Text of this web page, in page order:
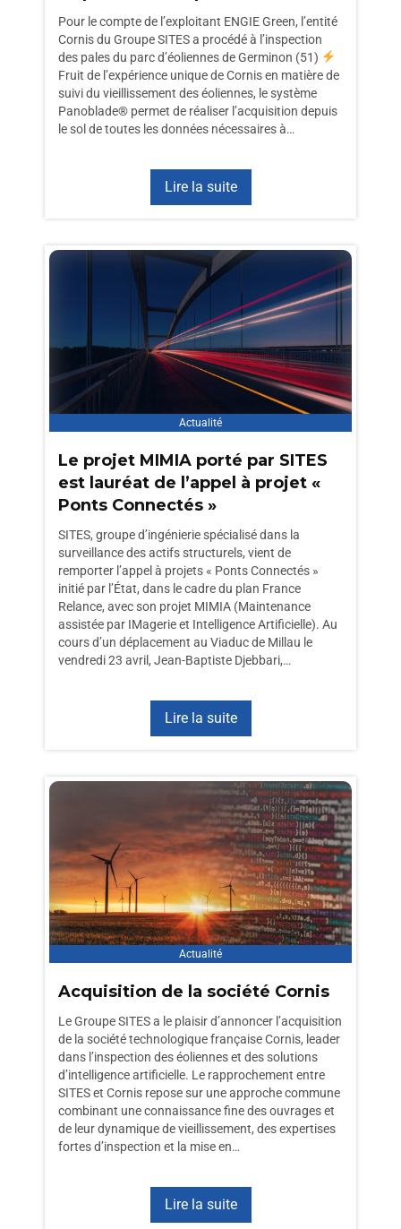
Pour le compte de l’exploitant ENGIE Green, l’entité
Cornis du Groupe SITES a procédé à l’inspection
des pales du parc d’éoliennes de Germinon (51)
Fruit de l’expérience unique de Cornis en matière de
suivi du vieillissement des éoliennes, le système
Panoblade® permet de réaliser l’acquisition depuis
le sol de toutes les données nécessaires à…
Lire la suite
Actualité
Le projet MIMIA porté par SITES
est lauréat de l’appel à projet «
Ponts Connectés »
SITES, groupe d’ingénierie spécialisé dans la
surveillance des actifs structurels, vient de
remporter l’appel à projets « Ponts Connectés »
initié par l’État, dans le cadre du plan France
Relance, avec son projet MIMIA (Maintenance
assistée par IMagerie et Intelligence Artificielle). Au
cours d’un déplacement au Viaduc de Millau le
vendredi 23 avril, Jean-Baptiste Djebbari,…
Lire la suite
Actualité
Acquisition de la société Cornis
Le Groupe SITES a le plaisir d’annoncer l’acquisition
de la société technologique française Cornis, leader
dans l’inspection des éoliennes et des solutions
d’intelligence artificielle. Le rapprochement entre
SITES et Cornis repose sur une approche commune
combinant une connaissance fine des ouvrages et
de leur dynamique de vieillissement, des expertises
fortes d’inspection et la mise en…
Lire la suite